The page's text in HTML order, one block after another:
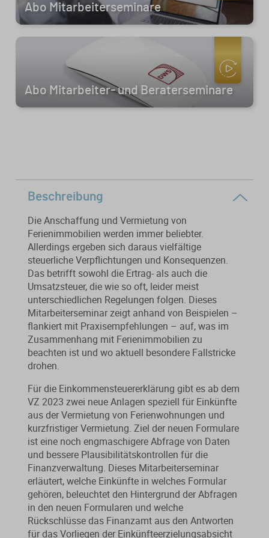
Der DWS StBVV-Rechner
unterstützt Sie bei der schnellen
und korrekten
Von der Ausbildung bis zur
erfolgreichen Prüfung – entdecken
Sie unsere Ausbildungsbegleitung
Neuheiten
Sanierungsberatung
Existenzgründung
Themenpakete
Aktuelles Programm
Abo Mitarbeiterseminare
Abo Mitarbeiter- und Beraterseminare
Beschreibung
Die Anschaffung und Vermietung von
Ferienimmobilien werden immer beliebter.
Allerdings ergeben sich daraus vielfältige
steuerliche Verpflichtungen und Konsequenzen.
Das betrifft sowohl die Ertrag- als auch die
Umsatzsteuer, die wie so oft, leider meist
unterschiedlichen Regelungen folgen. Dieses
Mitarbeiterseminar zeigt anhand von Beispielen –
flankiert mit Praxisempfehlungen – auf, was im
Zusammenhang mit Ferienimmobilien zu
beachten ist und wo aktuell besondere Fallstricke
drohen.
Für die Einkommensteuererklärung gibt es ab dem
VZ 2023 zwei neue Anlagen speziell für Einkünfte
aus der Vermietung von Ferienwohnungen und
kurzfristiger Vermietung. Ziel der neuen Formulare
ist eine noch engmaschigere Abfrage von Daten
und bessere Plausibilitätskontrollen für die
Finanzverwaltung. Dieses Mitarbeiterseminar
erläutert, welche Einkünfte in welches Formular
gehören, beleuchtet den Hintergrund der Abfragen
in den neuen Formularen und welche
Rückschlüsse das Finanzamt aus den Antworten
für das Vorliegen der Einkünfteerzielungsabsicht